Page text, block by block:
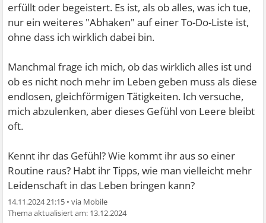
erfüllt oder begeistert. Es ist, als ob alles, was ich tue,
nur ein weiteres "Abhaken" auf einer To-Do-Liste ist,
ohne dass ich wirklich dabei bin.
Manchmal frage ich mich, ob das wirklich alles ist und
ob es nicht noch mehr im Leben geben muss als diese
endlosen, gleichförmigen Tätigkeiten. Ich versuche,
mich abzulenken, aber dieses Gefühl von Leere bleibt
oft.
Kennt ihr das Gefühl? Wie kommt ihr aus so einer
Routine raus? Habt ihr Tipps, wie man vielleicht mehr
Leidenschaft in das Leben bringen kann?
14.11.2024 21:15 •
13.12.2024